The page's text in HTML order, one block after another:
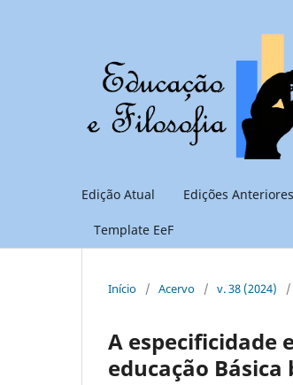
Edição Atual Edições Anteriores
Template EeF
Início / Acervo / v. 38 (2024) /
A especificidade
educação